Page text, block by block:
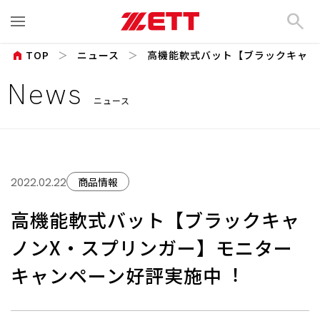
search
News ニュース
home TOP ニュース ⾼機能軟式バット【ブラックキャ
2022.02.22 商品情報
⾼機能軟式バット【ブラックキャ
ノンX・スプリンガー】モニター
キャンペーン好評実施中︕